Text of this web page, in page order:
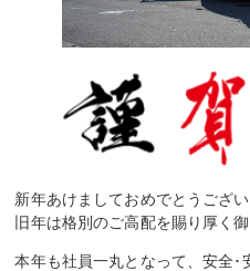
新年あけましておめでとうござい
旧年は格別のご高配を賜り厚く
本年も社員一丸となって、安全･